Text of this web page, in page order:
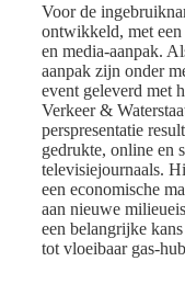
Voor de
ontwikkeld, met een
en media-aanpak.
aanpak zijn onder
event geleverd met
Verkeer &
perspresentatie
gedrukte, online en
televisiejournaals.
een economische
aan nieuwe
een belangrijke
tot vloeibaar gas-